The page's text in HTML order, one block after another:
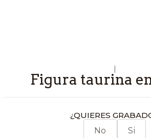
|
Figura taurina
¿QUIERES
No Si